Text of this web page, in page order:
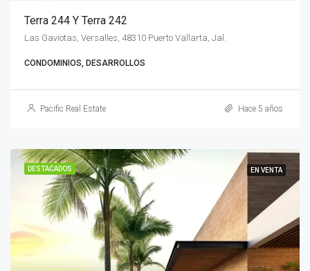
Terra 244 Y Terra 242
Las Gaviotas, Versalles, 48310 Puerto Vallarta, Jal.
CONDOMINIOS, DESARROLLOS
Pacific Real Estate Hace 5 años
DESTACADOS EN VENTA